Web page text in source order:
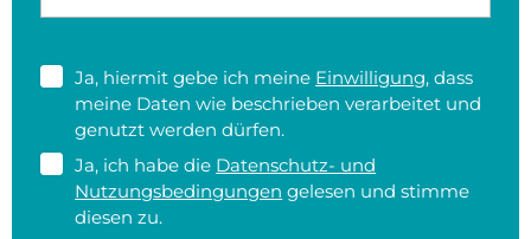
Ja, hiermit gebe ich meine Einwilligung, dass
meine Daten wie beschrieben verarbeitet und
genutzt werden dürfen.
Ja, ich habe die Datenschutz- und
Nutzungsbedingungen gelesen und stimme
diesen zu.